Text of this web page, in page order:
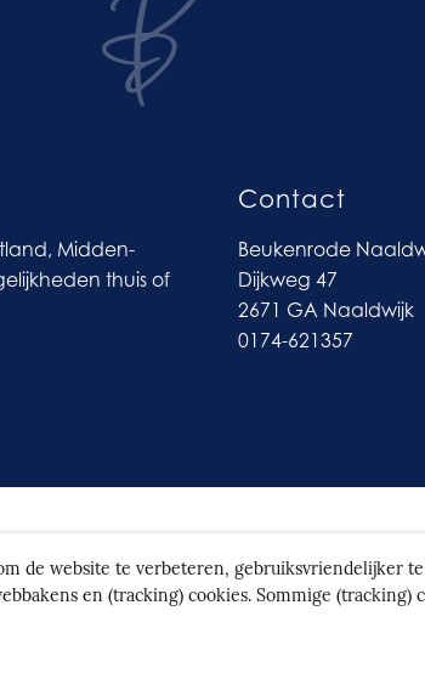
Midden-
thuis of
Contact
Beukenrode
Dijkweg 47
2671 GA Naaldwijk
0174-621357
de website te verbeteren, gebruiksvriendelijker
en (tracking) cookies. Sommige